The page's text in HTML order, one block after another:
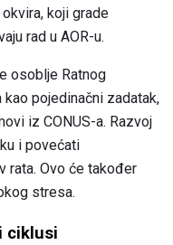
koji grade
rad u AOR-u.
osoblje Ratnog
pojedinačni zadatak,
iz CONUS-a. Razvoj
i povećati
rata. Ovo će također
stresa.
ciklusi